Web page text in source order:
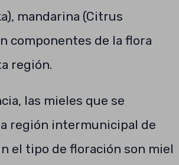
mandarina (Citrus
componentes de la flora
región.
las mieles que se
región intermunicipal de
el tipo de floración son miel